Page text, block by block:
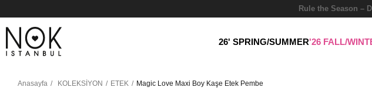
Rule the Season –
26' SPRING/SUMMER'26 FALL/
Anasayfa KOLEKSİYON ETEK Magic Love Maxi Boy Kaşe Etek Pembe